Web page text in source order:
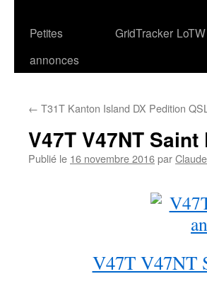
Petites
annonces
GridTracker LoTW
← T31T Kanton Island DX Pedition QSL
V47T V47NT
Publié le 16 novembre 2016par
V47T V47NT